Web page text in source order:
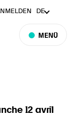
MENÜ
DE
12 avril